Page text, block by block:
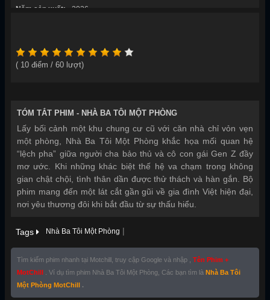
Năm sản xuất:
2026
( 10 điểm / 60 lượt)
TÓM TẮT PHIM - NHÀ BA TÔI MỘT PHÒNG
Lấy bối cảnh một khu chung cư cũ với căn nhà chỉ vỏn vẹn
một phòng, Nhà Ba Tôi Một Phòng khắc họa mối quan hệ
“lệch pha” giữa người cha bảo thủ và cô con gái Gen Z đầy
mơ ước. Khi những khác biệt thế hệ va chạm trong không
gian chật chội, tình thân dần được thử thách và hàn gắn. Bộ
phim mang đến một lát cắt gần gũi về gia đình Việt hiện đại,
nơi yêu thương đôi khi bắt đầu từ sự thấu hiểu.
Tags Nhà Ba Tôi Một Phòng |
Tìm kiếm phim nhanh tại Motchill, truy cập Google và nhập , Tên Phim +
MotChill
. Ví dụ tìm phim Nhà Ba Tôi Một Phòng, Các bạn tìm là Nhà Ba Tôi
Một Phòng MotChill .